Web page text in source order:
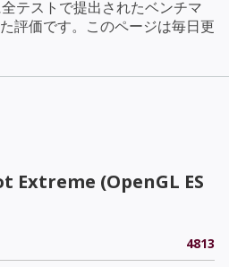
テストで提出されたベンチマ
評価です。このページは毎日更
Extreme (OpenGL ES
4813